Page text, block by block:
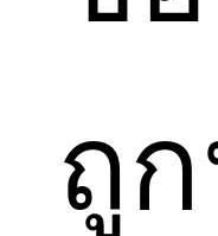
ถู